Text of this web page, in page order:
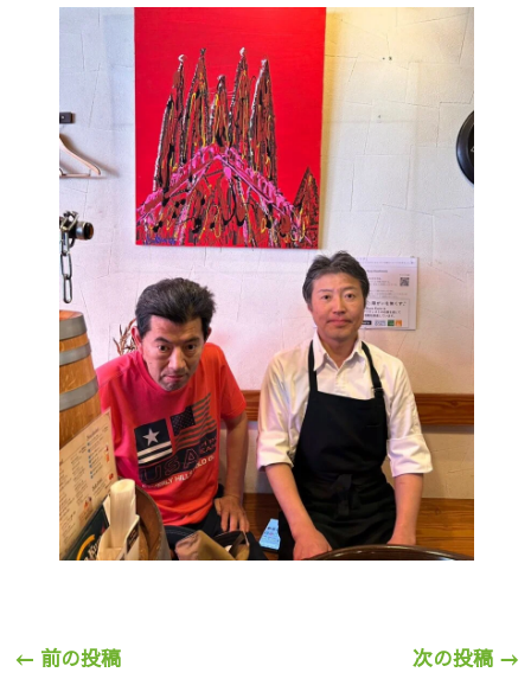
← 前の投稿 次の投稿 →